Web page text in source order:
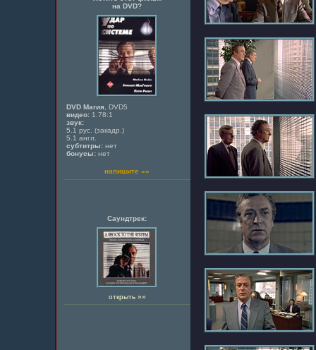
на DVD?
DVD Магия , DVD5
видео: 1.78:1
звук:
5.1 рус. (закадр.)
5.1 англ.
субтитры: нет
бонусы: нет
напишите »»
Саундтрек:
открыть »»